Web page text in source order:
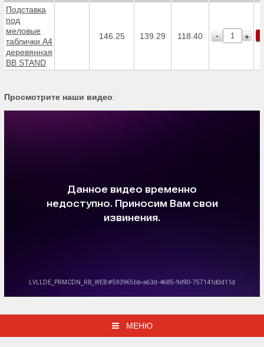
Подставка
под
меловые
таблички А4
деревянная
BB STAND
146.25 139.29 118.40 - +
Просмотрите наши видео:
МЕНЮ